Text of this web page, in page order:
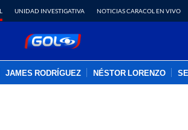
UNIDAD INVESTIGATIVA NOTICIAS CARACOL EN VIVO
JAMES RODRÍGUEZ NÉSTOR LORENZO